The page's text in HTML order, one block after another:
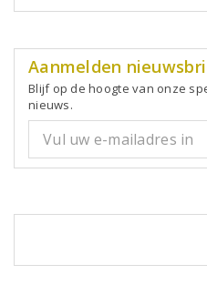
Aanmelden
Blijf op de hoogte van onze
nieuws.